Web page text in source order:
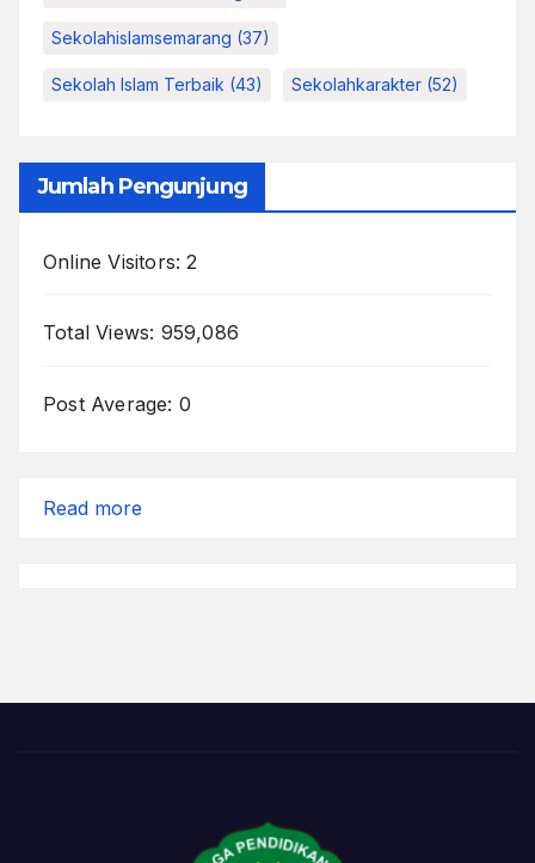
Sekolahislamsemarang (37)
Sekolah Islam Terbaik (43) Sekolahkarakter (52)
Jumlah Pengunjung
Online Visitors:2
Total Views: 959,086
Post Average: 0
Read more